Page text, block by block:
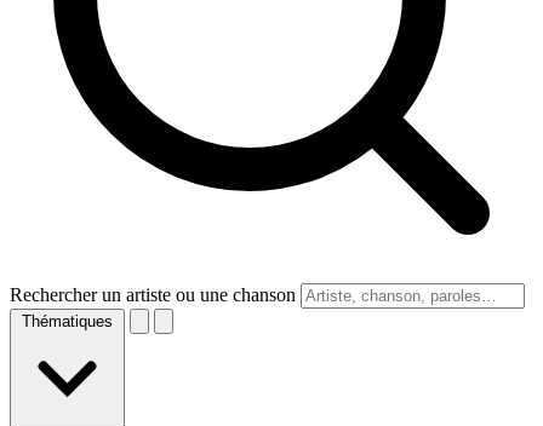
Rechercher un artiste ou une chanson
Thématiques